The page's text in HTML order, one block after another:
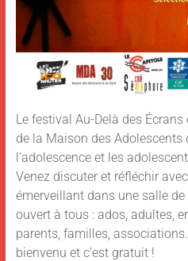
Le festival Au-Delà des
de la Maison des Adolescents
l’adolescence et les
Venez discuter et réfléchir
émerveillant dans une salle
ouvert à tous : ados, adultes,
parents, familles,
bienvenu et c’est gratuit !